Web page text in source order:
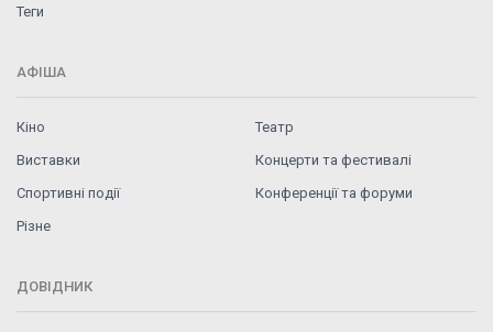
Теги
АФІША
Кіно
Театр
Виставки
Концерти та фестивалі
Спортивні події
Конференції та форуми
Різне
ДОВІДНИК